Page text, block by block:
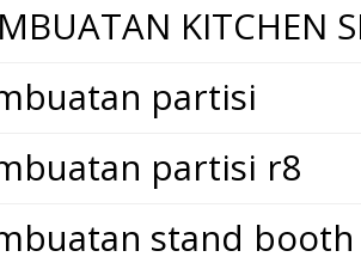
KITCHEN
partisi
partisi r8
stand booth